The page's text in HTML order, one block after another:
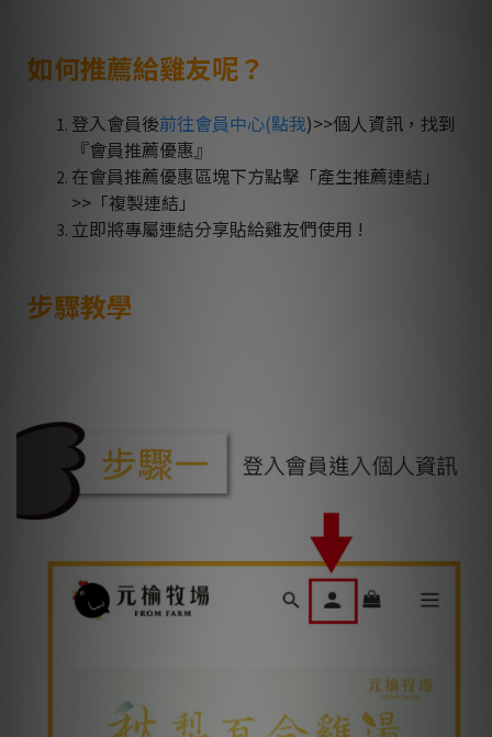
如何推薦給雞友呢？
登入會員後前往會員中心(點我)>>個人資訊， 找到
『會員推薦優惠』
在會員推薦優惠區塊下方點擊「產生推薦連結」
>>「複製連結」
立即將專屬連結分享貼給雞友們使用 !
步驟教學